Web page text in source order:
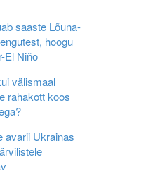
saaste Lõuna-
hoogu
El Niño
välismaal
rahakott koos
avarii Ukrainas